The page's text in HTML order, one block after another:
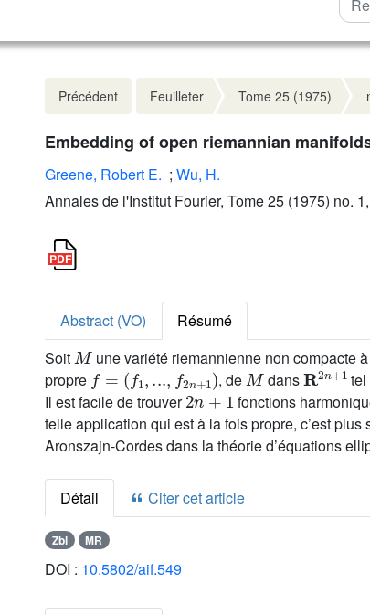
Précédent Feuilleter Tome 25 (1975)
Embedding of open riemannian
Greene, Robert E. ; Wu, H.
Annales de l'Institut Fourier, Tome 25 (1975) no.
Abstract (VO)
Résumé
Soit
M
une variété riemannienne non compacte à
propre
=(f1,...,f2n+1)
, de
M
dans
R2n+1
tel
Il est facile de trouver
2n+1
fonctions
telle application qui est à la fois propre, c’est
Aronszajn-Cordes dans la théorie d’équations
Détail Citer cet article
Zbl MR
DOI : 10.5802/aif.549